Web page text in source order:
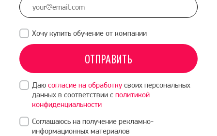
Хочу купить обучение от компании
ОТПРАВИТЬ
Даю согласие на обработкусвоих персональных
данных в соответствии с политикой
конфиденциальности
Соглашаюсь на получение рекламно-
информационных материалов